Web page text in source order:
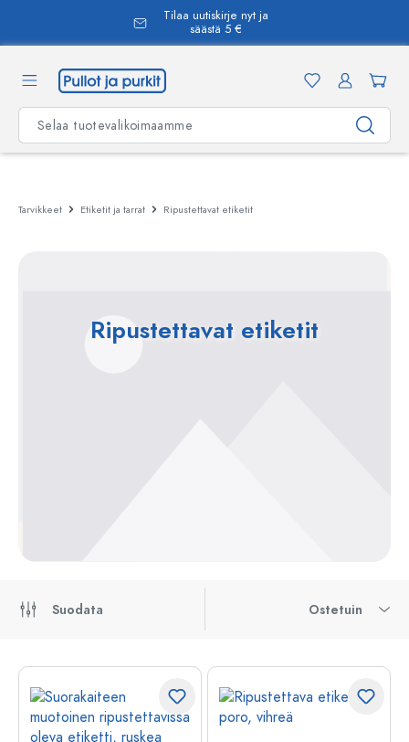
Tilaa uutiskirje nyt ja
säästä 5 €
Tarvikkeet Etiketit ja tarrat Ripustettavat etiketit
Ripustettavat etiketit
Suodata Ostetuin